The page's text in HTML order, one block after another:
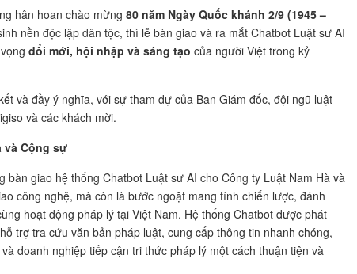
hân hoan chào mừng 80 năm Ngày Quốc khánh 2/9 (1945 –
nền độc lập dân tộc, thì lễ bàn giao và ra mắt Chatbot Luật sư AI
đổi mới, hội nhập và sáng tạo của người Việt trong kỷ
và đầy ý nghĩa, với sự tham dự của Ban Giám đốc, đội ngũ luật
và các khách mời.
và Cộng sự
bàn giao hệ thống Chatbot Luật sư AI cho Công ty Luật Nam Hà và
công nghệ, mà còn là bước ngoặt mang tính chiến lược, đánh
hoạt động pháp lý tại Việt Nam. Hệ thống Chatbot được phát
trợ tra cứu văn bản pháp luật, cung cấp thông tin nhanh chóng,
doanh nghiệp tiếp cận tri thức pháp lý một cách thuận tiện và